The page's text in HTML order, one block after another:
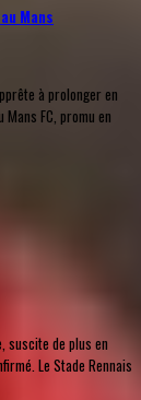
Mans
à prolonger en
FC, promu en
suscite de plus en
Le Stade Rennais